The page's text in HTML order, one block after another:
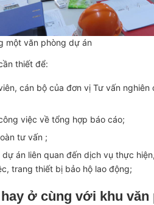
một văn phòng dự án
thiết để:
cán bộ của đơn vị Tư vấn
việc về tổng hợp báo cáo;
tư vấn ;
án liên quan đến dịch vụ thực
trang thiết bị bảo hộ lao động;
ở cùng với khu